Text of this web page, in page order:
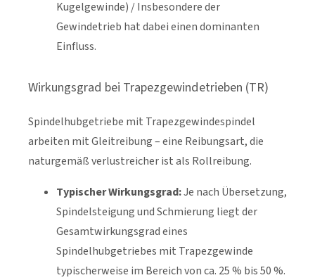
Kugelgewinde) / Insbesondere der
Gewindetrieb hat dabei einen dominanten
Einfluss.
Wirkungsgrad bei Trapezgewindetrieben (TR)
Spindelhubgetriebe mit Trapezgewindespindel
arbeiten mit Gleitreibung – eine Reibungsart, die
naturgemäß verlustreicher ist als Rollreibung.
Typischer Wirkungsgrad:Je nach Übersetzung,
Spindelsteigung und Schmierung liegt der
Gesamtwirkungsgrad eines
Spindelhubgetriebes mit Trapezgewinde
typischerweise im Bereich von ca. 25 % bis 50 %.